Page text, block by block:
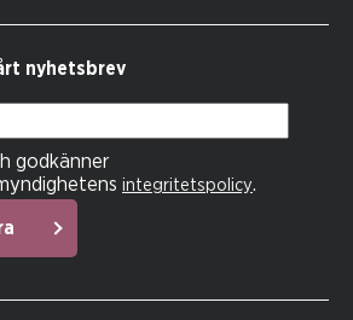
nyhetsbrev
godkänner
integritetspolicy.